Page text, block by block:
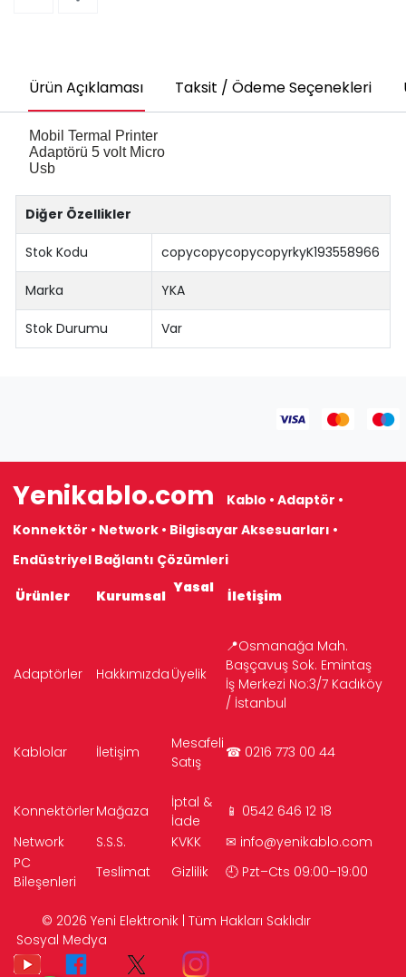
Ürün Açıklaması Taksit / Ödeme Seçenekleri
Mobil Termal Printer
Adaptörü 5 volt Micro
Usb
Diğer Özellikler
Stok Kodu copycopycopycopyrkyK193558966
Marka YKA
Stok Durumu Var
Yenikablo.com
Kablo • Adaptör •
Konnektör • Network • Bilgisayar Aksesuarları •
Endüstriyel Bağlantı Çözümleri
Ürünler
Kurumsal Yasal İletişim
Adaptörler Hakkımızda Üyelik
📍Osmanağa Mah.
Başçavuş Sok. Emintaş
İş Merkezi No:3/7 Kadıköy
/ İstanbul
Kablolar İletişim
Mesafeli
Satış
☎ 0216 773 00 44
KonnektörlerMağaza
İptal &
İade
📱 0542 646 12 18
Network
S.S.S. KVKK ✉ info@yenikablo.com
PC
Bileşenleri
Teslimat Gizlilik 🕘 Pzt–Cts 09:00–19:00
© 2026 Yeni Elektronik | Tüm Hakları Saklıdır
Sosyal Medya